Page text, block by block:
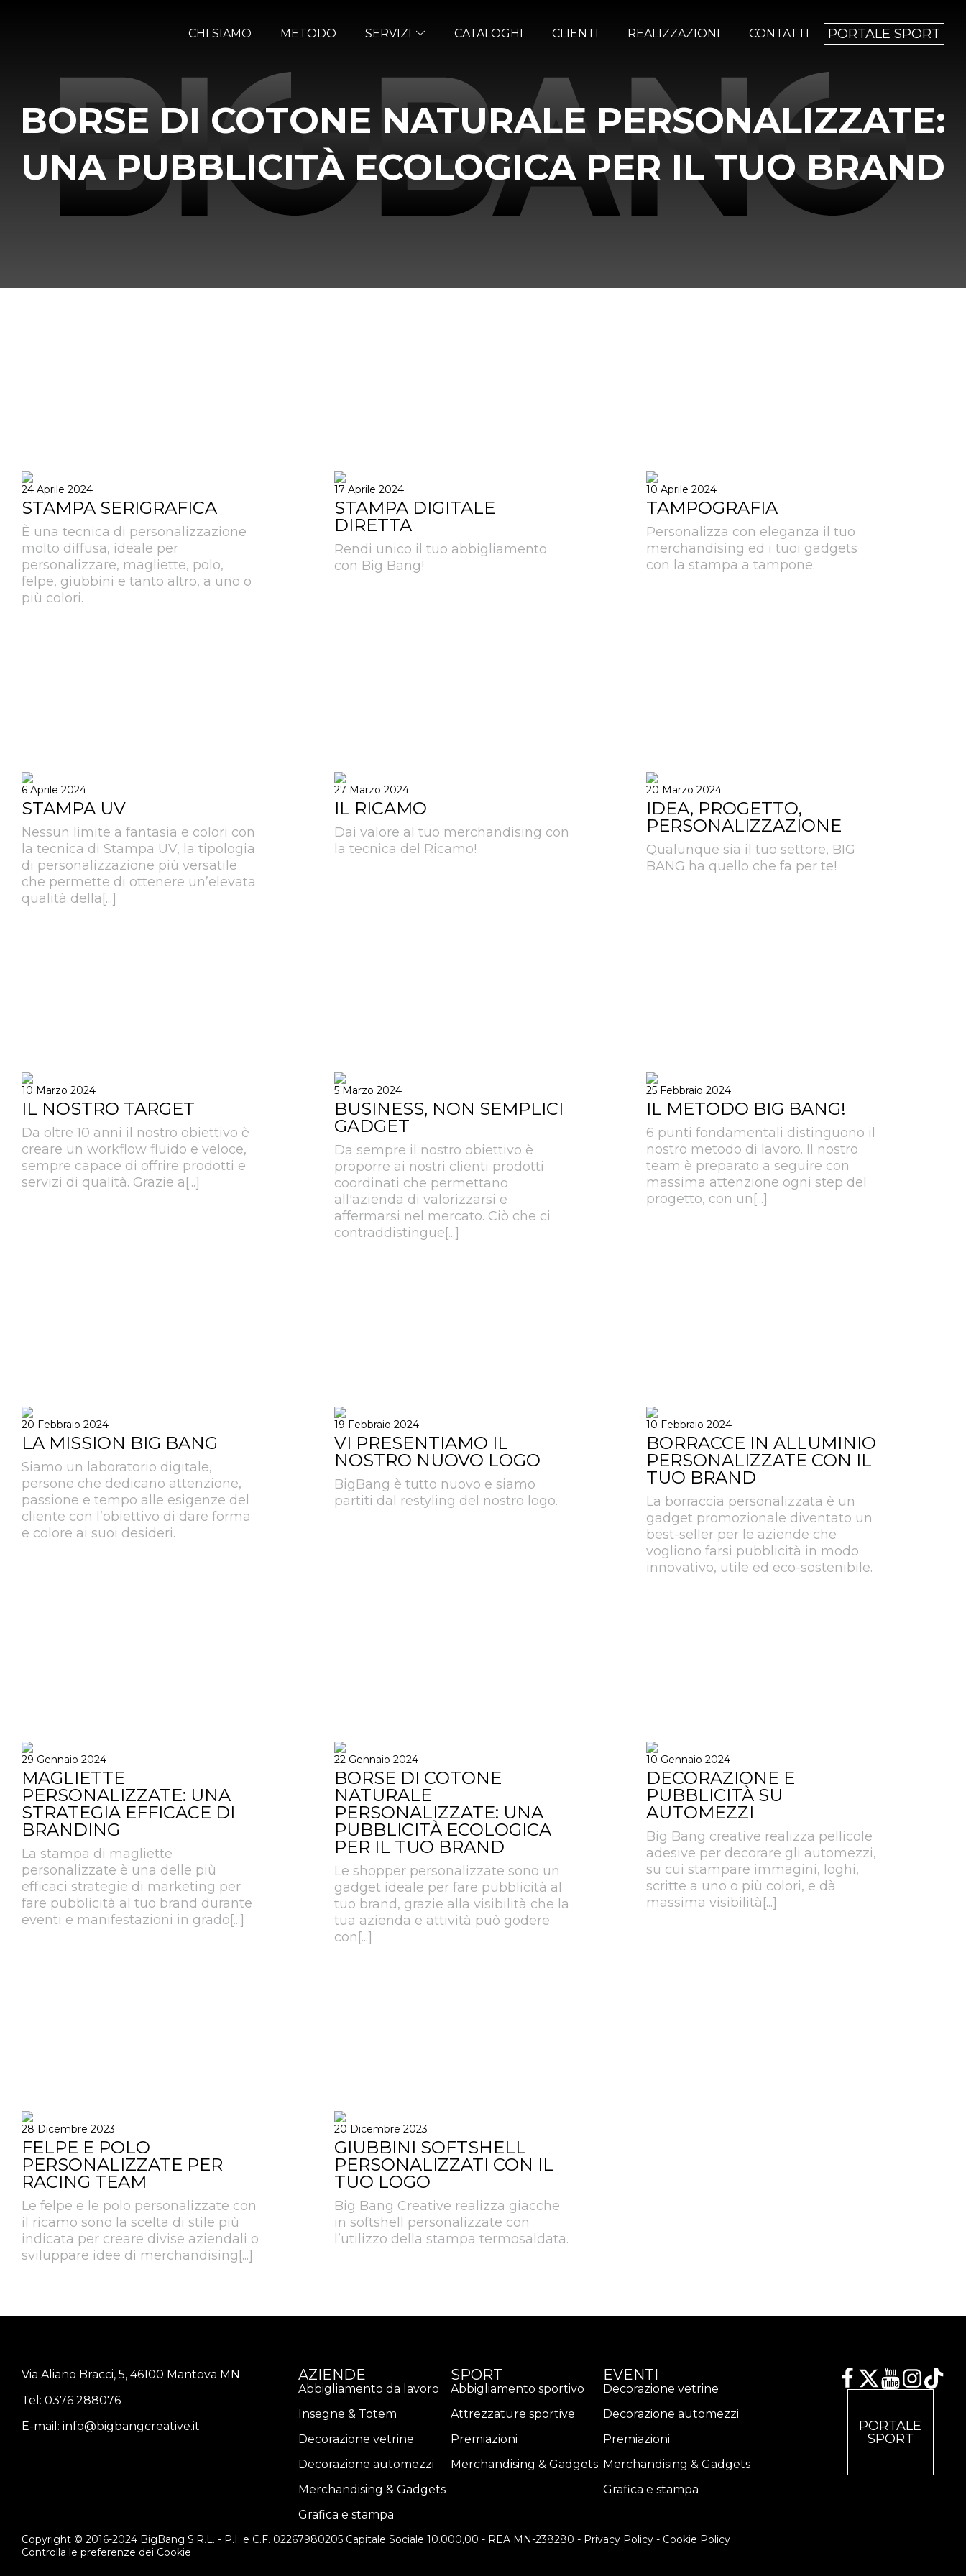
CHI SIAMO METODO SERVIZI CATALOGHI CLIENTI REALIZZAZIONI CONTATTI PORTALE SPORT
BORSE DI COTONE NATURALE PERSONALIZZATE:
UNA PUBBLICITÀ ECOLOGICA PER IL TUO BRAND
24 Aprile 2024
STAMPA SERIGRAFICA
È una tecnica di personalizzazione
molto diffusa, ideale per
personalizzare, magliette, polo,
felpe, giubbini e tanto altro, a uno o
più colori.
17 Aprile 2024
STAMPA DIGITALE
DIRETTA
Rendi unico il tuo abbigliamento
con Big Bang!
10 Aprile 2024
TAMPOGRAFIA
Personalizza con eleganza il tuo
merchandising ed i tuoi gadgets
con la stampa a tampone.
6 Aprile 2024
STAMPA UV
Nessun limite a fantasia e colori con
la tecnica di Stampa UV, la tipologia
di personalizzazione più versatile
che permette di ottenere un’elevata
qualità della[...]
27 Marzo 2024
IL RICAMO
Dai valore al tuo merchandising con
la tecnica del Ricamo!
20 Marzo 2024
IDEA, PROGETTO,
PERSONALIZZAZIONE
Qualunque sia il tuo settore, BIG
BANG ha quello che fa per te!
10 Marzo 2024
IL NOSTRO TARGET
Da oltre 10 anni il nostro obiettivo è
creare un workflow fluido e veloce,
sempre capace di offrire prodotti e
servizi di qualità. Grazie a[...]
5 Marzo 2024
BUSINESS, NON SEMPLICI
GADGET
Da sempre il nostro obiettivo è
proporre ai nostri clienti prodotti
coordinati che permettano
all'azienda di valorizzarsi e
affermarsi nel mercato. Ciò che ci
contraddistingue[...]
25 Febbraio 2024
IL METODO BIG BANG!
6 punti fondamentali distinguono il
nostro metodo di lavoro. Il nostro
team è preparato a seguire con
massima attenzione ogni step del
progetto, con un[...]
20 Febbraio 2024
LA MISSION BIG BANG
Siamo un laboratorio digitale,
persone che dedicano attenzione,
passione e tempo alle esigenze del
cliente con l’obiettivo di dare forma
e colore ai suoi desideri.
19 Febbraio 2024
VI PRESENTIAMO IL
NOSTRO NUOVO LOGO
BigBang è tutto nuovo e siamo
partiti dal restyling del nostro logo.
10 Febbraio 2024
BORRACCE IN ALLUMINIO
PERSONALIZZATE CON IL
TUO BRAND
La borraccia personalizzata è un
gadget promozionale diventato un
best-seller per le aziende che
vogliono farsi pubblicità in modo
innovativo, utile ed eco-sostenibile.
29 Gennaio 2024
MAGLIETTE
PERSONALIZZATE: UNA
STRATEGIA EFFICACE DI
BRANDING
La stampa di magliette
personalizzate è una delle più
efficaci strategie di marketing per
fare pubblicità al tuo brand durante
eventi e manifestazioni in grado[...]
22 Gennaio 2024
BORSE DI COTONE
NATURALE
PERSONALIZZATE: UNA
PUBBLICITÀ ECOLOGICA
PER IL TUO BRAND
Le shopper personalizzate sono un
gadget ideale per fare pubblicità al
tuo brand, grazie alla visibilità che la
tua azienda e attività può godere
con[...]
10 Gennaio 2024
DECORAZIONE E
PUBBLICITÀ SU
AUTOMEZZI
Big Bang creative realizza pellicole
adesive per decorare gli automezzi,
su cui stampare immagini, loghi,
scritte a uno o più colori, e dà
massima visibilità[...]
28 Dicembre 2023
FELPE E POLO
PERSONALIZZATE PER
RACING TEAM
Le felpe e le polo personalizzate con
il ricamo sono la scelta di stile più
indicata per creare divise aziendali o
sviluppare idee di merchandising[...]
20 Dicembre 2023
GIUBBINI SOFTSHELL
PERSONALIZZATI CON IL
TUO LOGO
Big Bang Creative realizza giacche
in softshell personalizzate con
l’utilizzo della stampa termosaldata.
Via Aliano Bracci, 5, 46100 Mantova MN
Tel:0376 288076
E-mail:info@bigbangcreative.it
AZIENDE
Abbigliamento da lavoro
Insegne & Totem
Decorazione vetrine
Decorazione automezzi
Merchandising & Gadgets
Grafica e stampa
SPORT
Abbigliamento sportivo
Attrezzature sportive
Premiazioni
Merchandising & Gadgets
EVENTI
Decorazione vetrine
Decorazione automezzi
Premiazioni
Merchandising & Gadgets
Grafica e stampa
PORTALE
SPORT
Copyright © 2016-2024 BigBang S.R.L. - P.I. e C.F. 02267980205 Capitale Sociale 10.000,00 - REA MN-238280 - Privacy Policy - Cookie Policy
Controlla le preferenze dei Cookie